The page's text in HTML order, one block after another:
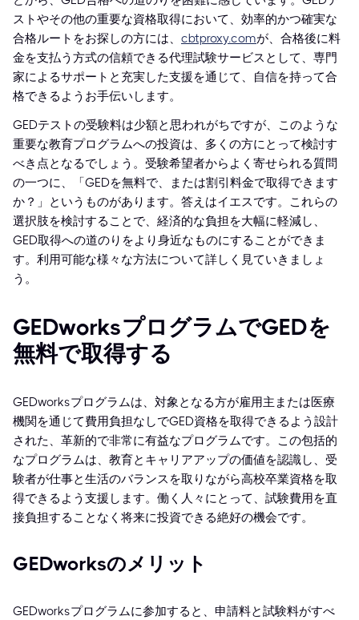
ストやその他の重要な資格取得において、効率的かつ確実な
合格ルートをお探しの方には、 cbtproxy.comが、合格後に料
金を支払う方式の信頼できる代理試験サービスとして、専門
家によるサポートと充実した支援を通じて、自信を持って合
格できるようお手伝いします。
GEDテストの受験料は少額と思われがちですが、このような
重要な教育プログラムへの投資は、多くの方にとって検討す
べき点となるでしょう。受験希望者からよく寄せられる質問
の一つに、「GEDを無料で、または割引料金で取得できます
か？」というものがあります。答えはイエスです。これらの
選択肢を検討することで、経済的な負担を大幅に軽減し、
GED取得への道のりをより身近なものにすることができま
す。利用可能な様々な方法について詳しく見ていきましょ
う。
GEDworksプログラムでGEDを
無料で取得する
GEDworksプログラムは、対象となる方が雇用主または医療
機関を通じて費用負担なしでGED資格を取得できるよう設計
された、革新的で非常に有益なプログラムです。この包括的
なプログラムは、教育とキャリアアップの価値を認識し、受
験者が仕事と生活のバランスを取りながら高校卒業資格を取
得できるよう支援します。働く人々にとって、試験費用を直
接負担することなく将来に投資できる絶好の機会です。
GEDworksのメリット
GEDworksプログラムに参加すると、申請料と試験料がすべ